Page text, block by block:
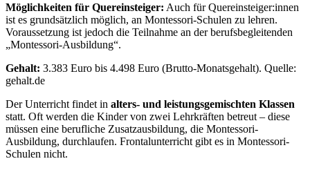
Möglichkeiten für Quereinsteiger: Auch für Quereinsteiger:innen
ist es grundsätzlich möglich, an Montessori-Schulen zu lehren.
Voraussetzung ist jedoch die Teilnahme an der berufsbegleitenden
„Montessori-Ausbildung“.
Gehalt: 3.383 Euro bis 4.498 Euro (Brutto-Monatsgehalt). Quelle:
gehalt.de
Der Unterricht findet in alters- und leistungsgemischten Klassen
statt. Oft werden die Kinder von zwei Lehrkräften betreut – diese
müssen eine berufliche Zusatzausbildung, die Montessori-
Ausbildung, durchlaufen. Frontalunterricht gibt es in Montessori-
Schulen nicht.